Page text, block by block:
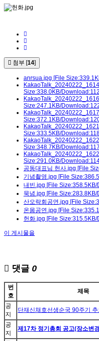
첨부 [14]
anrsua.jpg [File
Size:338.0KB/
Size:247.1KB/
Size:372.1KB/
Size:333.5KB/
Size:348.7KB/
Size:291.0KB/
공동대표님 헌사.jpg [File
기념촬영.jpg [File
내빈.jpg [File
묵념.jpg [File
산오락회공연.jpg [File
온몸공연.jpg [File
헌화.jpg [File
이 게시물을
댓글 0
번
호
제목
공
지
단재신채호선생순국 90주기 추
공
지
제17차 정기총회 공고(장소변